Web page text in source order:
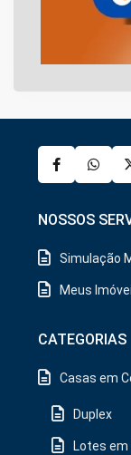
NOSSOS
Simulação
Meus
CATEGORIAS
Casas em
Duplex
Lotes em